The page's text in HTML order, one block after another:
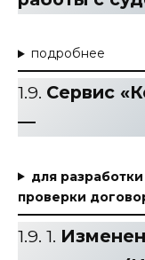
подробнее
1.9. Сервис
—
для
проверки
1.9. 1.